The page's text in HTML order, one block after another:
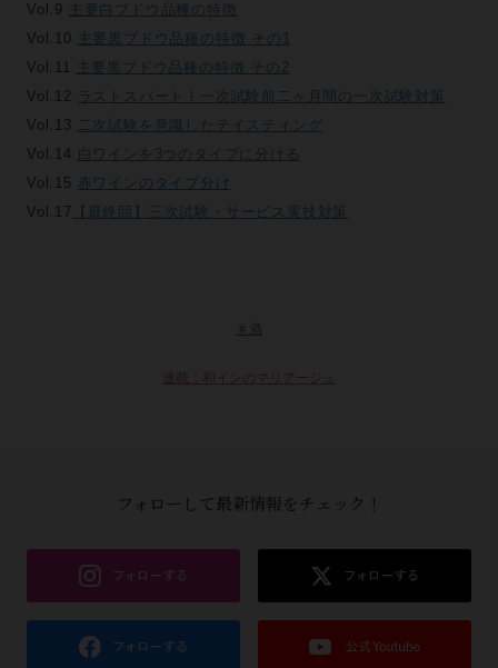
Vol.9
主要白ブドウ品種の特徴
Vol.10
主要黒ブドウ品種の特徴 その1
Vol.11
主要黒ブドウ品種の特徴 その2
Vol.12 ラストスパート！一次試験前二ヶ月間の一次試験対策
Vol.13 二次試験を意識したテイスティング
Vol.14 白ワインを3つのタイプに分ける
Vol.15 赤ワインのタイプ分け
Vol.17
【最終回】三次試験・サービス実技対策
連載：和インのマリアージュ
フォローして最新情報をチェック！